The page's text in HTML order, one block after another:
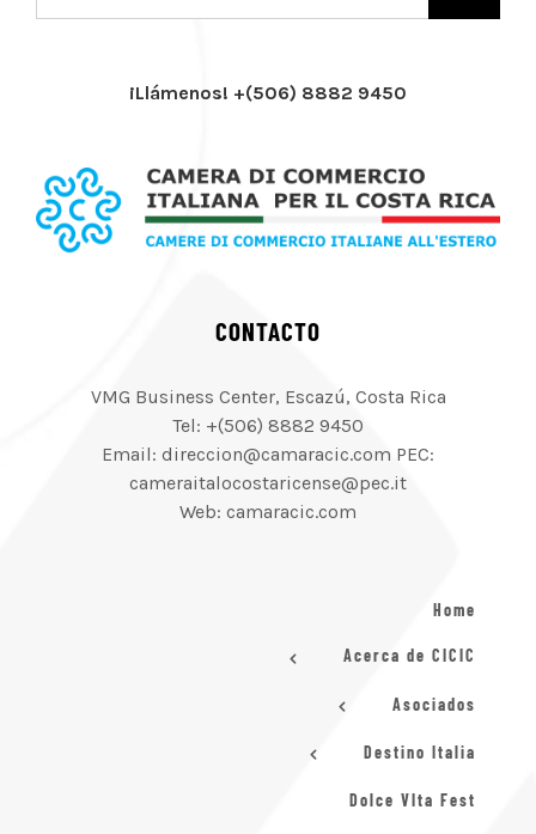
¡Llámenos! +(506) 8882 9450
CONTACTO
VMG Business Center, Escazú, Costa Rica
Tel: +(506) 8882 9450
Email: direccion@camaracic.com PEC:
cameraitalocostaricense@pec.it
Web: camaracic.com
Home
Acerca de CICIC
Asociados
Destino Italia
Dolce VIta Fest